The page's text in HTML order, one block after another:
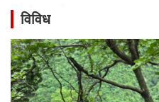
विविध